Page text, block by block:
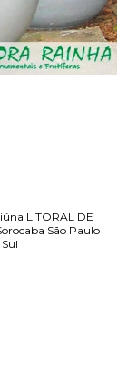
LITORAL DE
São Paulo